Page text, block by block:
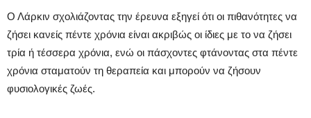
Ο Λάρκιν σχολιάζοντας την έρευνα εξηγεί ότι οι πιθανότητες να
ζήσει κανείς πέντε χρόνια είναι ακριβώς οι ίδιες με το να ζήσει
τρία ή τέσσερα χρόνια, ενώ οι πάσχοντες φτάνοντας στα πέντε
χρόνια σταματούν τη θεραπεία και μπορούν να ζήσουν
φυσιολογικές ζωές.